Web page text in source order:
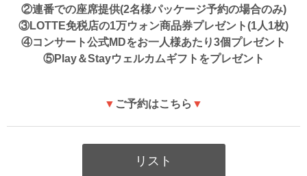
②連番での座席提供(2名様パッケージ予約の場合のみ)
③LOTTE免税店の1万ウォン商品券プレゼント(1人1枚)
④コンサート公式MDをお一人様あたり3個プレゼント
⑤Play＆Stayウェルカムギフトをプレゼント
▼ ご予約はこちら ▼
リスト